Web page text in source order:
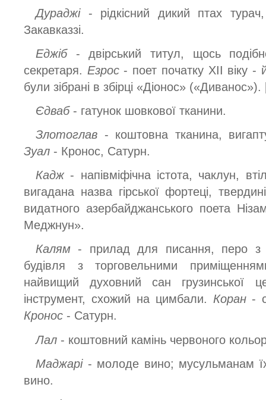
Дураджі - рідкісний дикий птах
Закавказзі.
Еджіб - двірський титул, щось
секретаря. Езрос - поет початку XII віку -
були зібрані в збірці «Діонос»
Єдваб - гатунок шовкової тканини.
Злотоглав - коштовна тканина,
Зуал - Кронос, Сатурн.
Кадж - напівміфічна істота, чаклун,
вигадана назва гірської фортеці,
видатного азербайджанського поета
Меджнун».
Калям - прилад для писання, перо з
будівля з торговельними
найвищий духовний сан грузинської
інструмент, схожий на цимбали. Коран -
Кронос - Сатурн.
Лал - коштовний камінь червоного
Маджарі - молоде вино; мусульманам
вино.